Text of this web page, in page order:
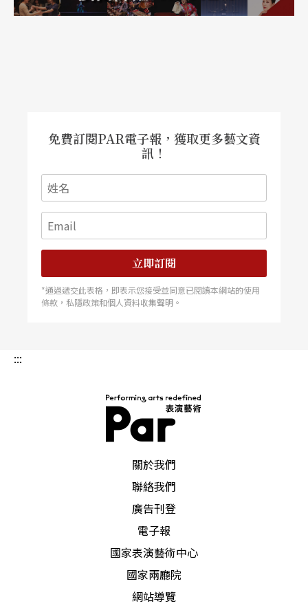
免費訂閱PAR電子報，獲取更多藝文資
訊！
立即訂閱
*通過遞交此表格，即表示您接受並同意已閱讀本網站的使用
條款，私隱政策和個人資料收集聲明。
:::
關於我們
聯絡我們
廣告刊登
電子報
國家表演藝術中心
國家兩廳院
網站導覽